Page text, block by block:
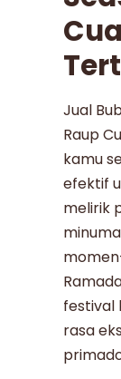
Jual
Raup
kamu
efektif
melirik
festival
rasa